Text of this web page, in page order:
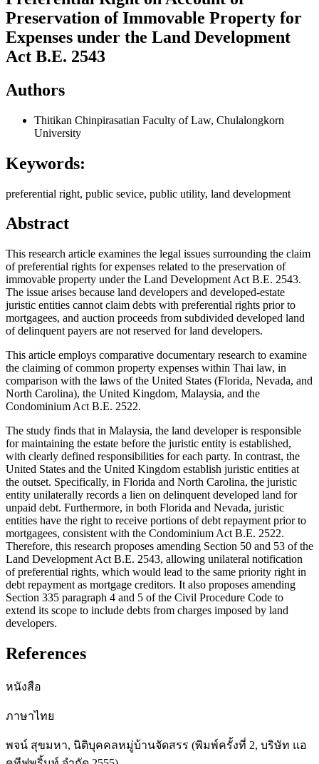
Preservation of Immovable Property for
Expenses under the Land Development
Act B.E. 2543
Authors
Thitikan Chinpirasatian Faculty of Law, Chulalongkorn
University
Keywords:
preferential right, public sevice, public utility, land development
Abstract
This research article examines the legal issues surrounding the claim
of preferential rights for expenses related to the preservation of
immovable property under the Land Development Act B.E. 2543.
The issue arises because land developers and developed-estate
juristic entities cannot claim debts with preferential rights prior to
mortgagees, and auction proceeds from subdivided developed land
of delinquent payers are not reserved for land developers.
This article employs comparative documentary research to examine
the claiming of common property expenses within Thai law, in
comparison with the laws of the United States (Florida, Nevada, and
North Carolina), the United Kingdom, Malaysia, and the
Condominium Act B.E. 2522.
The study finds that in Malaysia, the land developer is responsible
for maintaining the estate before the juristic entity is established,
with clearly defined responsibilities for each party. In contrast, the
United States and the United Kingdom establish juristic entities at
the outset. Specifically, in Florida and North Carolina, the juristic
entity unilaterally records a lien on delinquent developed land for
unpaid debt. Furthermore, in both Florida and Nevada, juristic
entities have the right to receive portions of debt repayment prior to
mortgagees, consistent with the Condominium Act B.E. 2522.
Therefore, this research proposes amending Section 50 and 53 of the
Land Development Act B.E. 2543, allowing unilateral notification
of preferential rights, which would lead to the same priority right in
debt repayment as mortgage creditors. It also proposes amending
Section 335 paragraph 4 and 5 of the Civil Procedure Code to
extend its scope to include debts from charges imposed by land
developers.
References
หนังสือ
ภาษาไทย
พจน์ สุขมหา, นิติบุคคลหมู่บ้านจัดสรร (พิมพ์ครั้งที่ 2, บริษัท แอ